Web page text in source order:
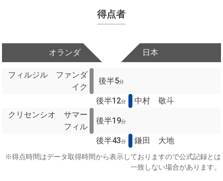
得点者
オランダ 日本
フィルジル ファンダ
イク
後半5分
後半12分
中村 敬斗
クリセンシオ サマー
フィル
後半19分
後半43分 鎌田 大地
※得点時間はデータ取得時間から表示しておりますので公式記録とは
一致しない場合があります。